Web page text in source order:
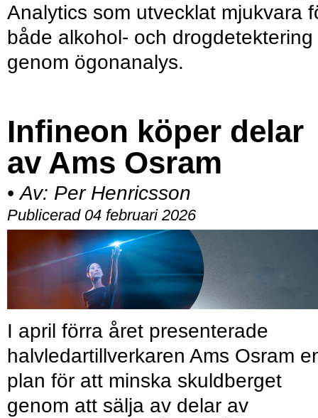
Analytics som utvecklat mjukvara
både alkohol- och drogdetektering
genom ögonanalys.
Infineon köper delar
av Ams Osram
• Av: Per Henricsson
Publicerad 04 februari 2026
I april förra året presenterade
halvledartillverkaren Ams Osram
plan för att minska skuldberget
genom att sälja av delar av